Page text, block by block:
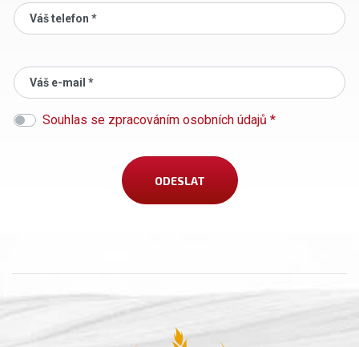
Váš telefon *
Váš e-mail *
Souhlas se zpracováním osobních údajů *